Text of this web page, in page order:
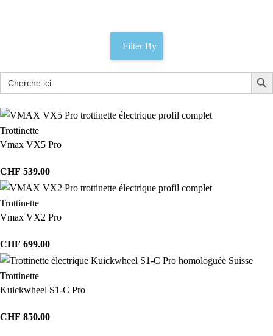
Filter By
Trottinette
Vmax VX5 Pro
CHF 539.00
Trottinette
Vmax VX2 Pro
CHF 699.00
Trottinette
Kuickwheel S1-C Pro
CHF 850.00